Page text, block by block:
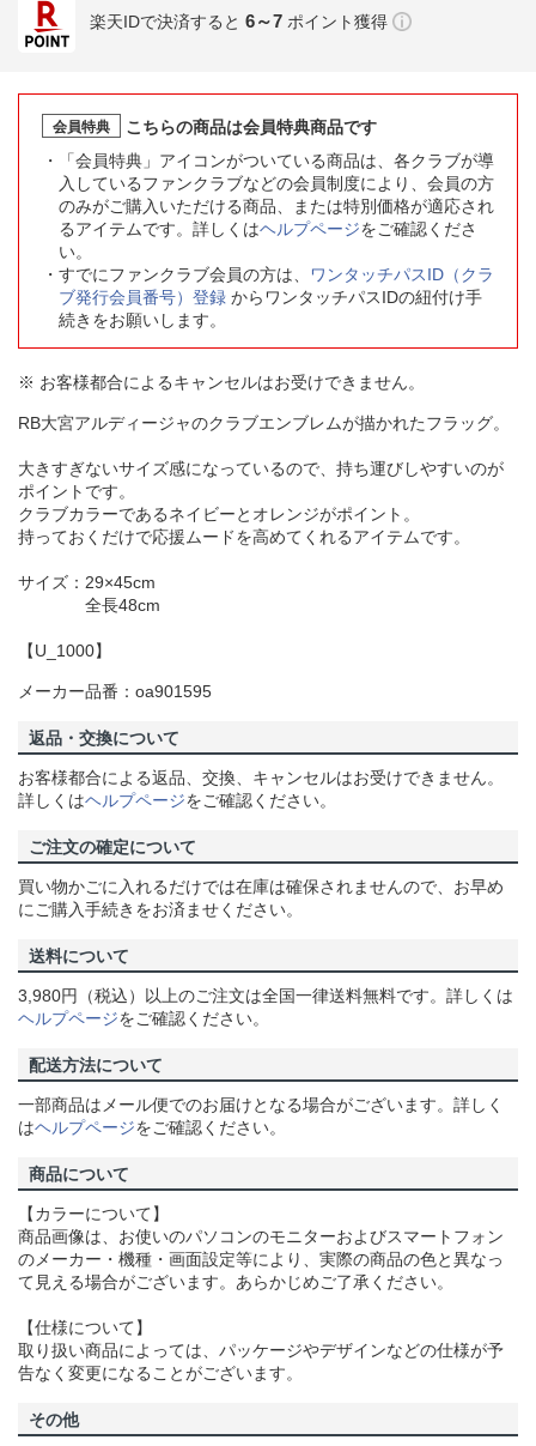
楽天IDで決済すると 6～7 ポイント獲得
会員特典
こちらの商品は会員特典商品です
「会員特典」アイコンがついている商品は、各クラブが導
入しているファンクラブなどの会員制度により、会員の方
のみがご購入いただける商品、または特別価格が適応され
るアイテムです。詳しくはヘルプページをご確認くださ
い。
すでにファンクラブ会員の方は、
ワンタッチパスID（クラ
ブ発行会員番号）登録 からワンタッチパスIDの紐付け手
続きをお願いします。
※ お客様都合によるキャンセルはお受けできません。
RB大宮アルディージャのクラブエンブレムが描かれたフラッグ。
大きすぎないサイズ感になっているので、持ち運びしやすいのが
ポイントです。
クラブカラーであるネイビーとオレンジがポイント。
持っておくだけで応援ムードを高めてくれるアイテムです。
サイズ：29×45cm
全長48cm
【U_1000】
メーカー品番：oa901595
返品・交換について
お客様都合による返品、交換、キャンセルはお受けできません。
詳しくはヘルプページをご確認ください。
ご注文の確定について
買い物かごに入れるだけでは在庫は確保されませんので、お早め
にご購入手続きをお済ませください。
送料について
3,980円（税込）以上のご注文は全国一律送料無料です。詳しくは
ヘルプページをご確認ください。
配送方法について
一部商品はメール便でのお届けとなる場合がございます。詳しく
はヘルプページをご確認ください。
商品について
【カラーについて】
商品画像は、お使いのパソコンのモニターおよびスマートフォン
のメーカー・機種・画面設定等により、実際の商品の色と異なっ
て見える場合がございます。あらかじめご了承ください。
【仕様について】
取り扱い商品によっては、パッケージやデザインなどの仕様が予
告なく変更になることがございます。
その他